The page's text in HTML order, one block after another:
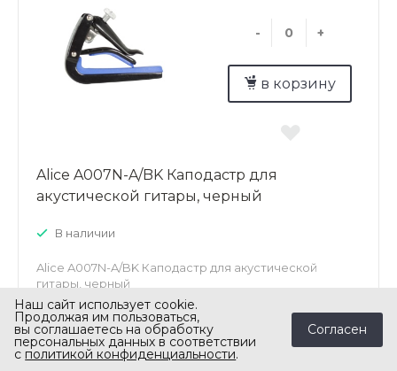
- +
в корзину
Alice A007N-A/BK Каподастр для
акустической гитары, черный
В наличии
Alice A007N-A/BK Каподастр для акустической
гитары, черный
Наш сайт использует cookie.
Продолжая им пользоваться,
вы соглашаетесь на обработку
персональных данных в соответствии
с политикой конфиденциальности.
Согласен